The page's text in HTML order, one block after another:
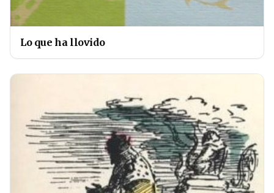
Lo que ha llovido